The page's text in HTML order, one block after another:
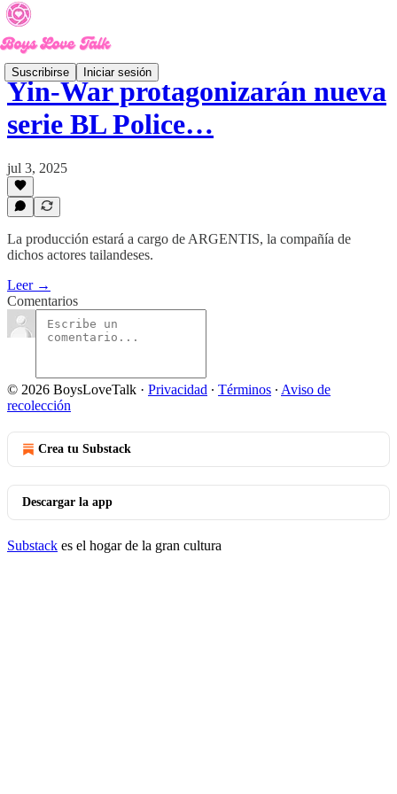
Suscribirse Iniciar sesión
Yin-War protagonizarán nueva
serie BL Police…
jul 3, 2025
La producción estará a cargo de ARGENTIS, la compañía de
dichos actores tailandeses.
Leer →
Comentarios
© 2026 BoysLoveTalk · Privacidad ∙ Términos ∙ Aviso de
recolección
Crea tu Substack
Descargar la app
Substack es el hogar de la gran cultura